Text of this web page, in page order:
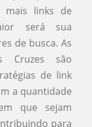
links de
será sua
de busca. As
Cruzes são
de link
a quantidade
que sejam
para